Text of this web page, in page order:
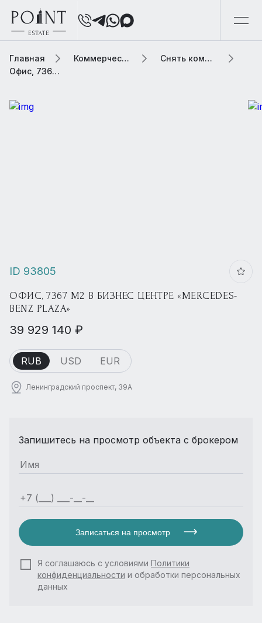
Главная Коммерческая элитная недвижимость
Снять коммерческую недвижимость
Офис, 7367 м2 В бизнес центре «Mercedes-Benz Plaza»
ID 93805
ОФИС, 7367 М2 В БИЗНЕС ЦЕНТРЕ «MERCEDES-
BENZ PLAZA»
39 929 140 ₽
RUB USD EUR
Ленинградский проспект, 39А
Запишитесь на просмотр объекта с брокером
Записаться на просмотр
Я соглашаюсь с условиями Политики
конфиденциальности и обработки персональных
данных